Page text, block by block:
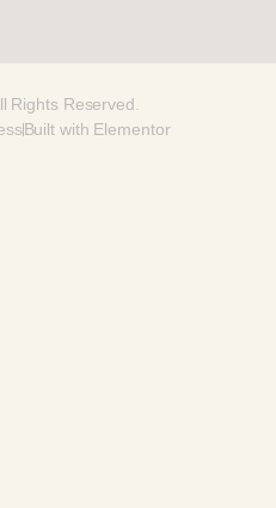
Rights Reserved.
Built with Elementor